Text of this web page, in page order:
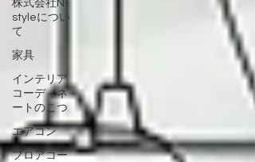
株式会社N-
styleについ
て
家具
インテリア
コーディネ
ートのこつ
エアコン
フロアコー